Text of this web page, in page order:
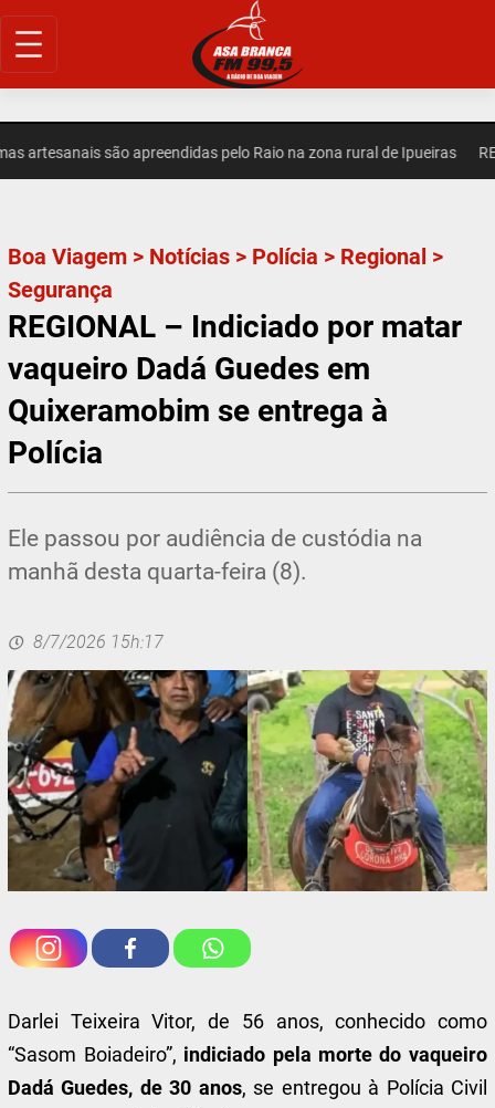
Pular
para
artesanais são apreendidas pelo Raio na zona rural de Ipueiras
Boa Viagem > Notícias > Polícia > Regional >
Segurança
REGIONAL – Indiciado por matar
vaqueiro Dadá Guedes em
Quixeramobim se entrega à
Polícia
Ele passou por audiência de custódia na
manhã desta quarta-feira (8).
8/7/2026 15h:17
Darlei Teixeira Vitor, de 56 anos, conhecido como
“Sasom Boiadeiro”, indiciado pela morte do vaqueiro
Dadá Guedes, de 30 anos, se entregou à Polícia Civil